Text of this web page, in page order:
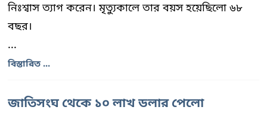
নিঃশ্বাস ত্যাগ করেন। মৃত্যুকালে তার বয়স হয়েছিলো ৬৮
বছর।
...
বিস্তারিত ...
জাতিসংঘ থেকে ১০ লাখ ডলার পেলো